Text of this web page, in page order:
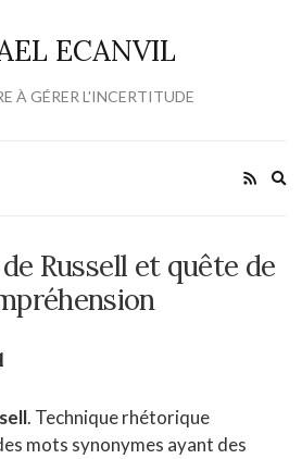
ECANVIL
À GÉRER L'INCERTITUDE
Russell et quête de
. Technique rhétorique
mots synonymes ayant des